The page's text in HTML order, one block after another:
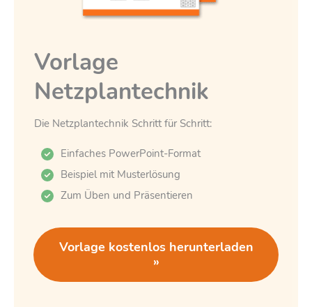
Vorlage
Netzplantechnik
Die Netzplantechnik Schritt für Schritt:
Einfaches PowerPoint-Format
Beispiel mit Musterlösung
Zum Üben und Präsentieren
Vorlage kostenlos herunterladen
»